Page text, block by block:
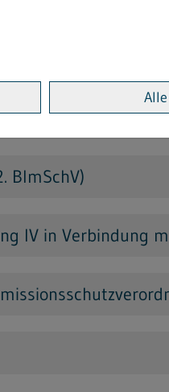
Feuerungs-,
BImSchV)
IV in Verbindung